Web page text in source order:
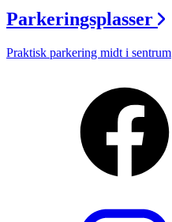
Parkeringsplasser
Praktisk parkering midt i sentrum